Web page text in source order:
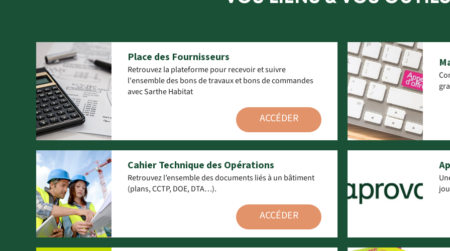
Place des Fournisseurs
Retrouvez la plateforme pour recevoir et suivre
l'ensemble des bons de travaux et bons de commandes
avec Sarthe Habitat
ACCÉDER
Cahier Technique des Opérations
Retrouvez l’ensemble des documents liés à un bâtiment
(plans, CCTP, DOE, DTA…).
ACCÉDER